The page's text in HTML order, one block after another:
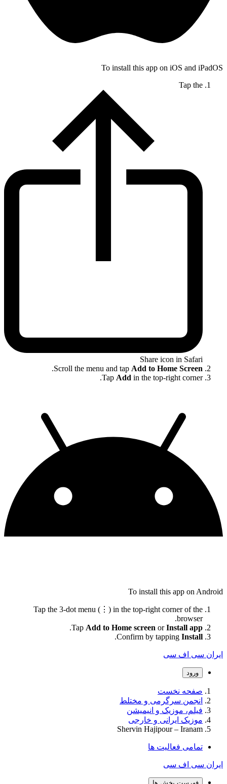
To install this app on iOS and iPadOS
Tap the
Share icon in Safari
Scroll the menu and tap Add to Home Screen
.
Tap Add in the top-right corner.
To install this app on Android
Tap the 3-dot menu (⋮) in the top-right corner of the
browser.
Tap Add to Home screen orInstall app
.
Confirm by tapping Install
.
ایران سی اف سی
ورود
صفحه نخست
انجمن سرگرمی و مختلط
فیلم، موزیک و انیمیشن
موزیک ایرانی و خارجی
Shervin Hajipour – Iranam
تمامی فعالیت ها
ایران سی اف سی